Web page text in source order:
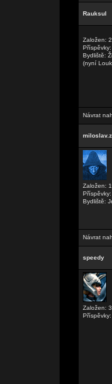
Rauksul
Založen:
Bydliště:
(nyní
Návrat
Založen:
Bydliště:
Návrat
speedy
Založen: